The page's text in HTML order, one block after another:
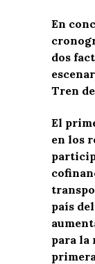
En
dos
Tren
El
en los
país
para la